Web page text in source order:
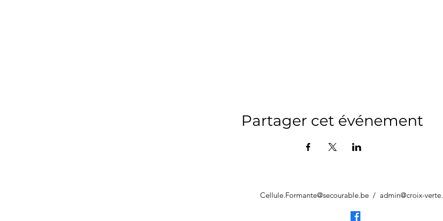
Partager cet événement
Cellule.Formante@secourable.be/ admin@croix-